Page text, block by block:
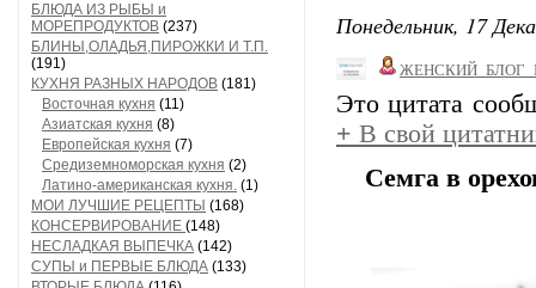
БЛЮДА ИЗ РЫБЫ и
МОРЕПРОДУКТОВ (237)
БЛИНЫ,ОЛАДЬЯ,ПИРОЖКИ И Т.П.
(191)
КУХНЯ РАЗНЫХ НАРОДОВ (181)
Восточная кухня (11)
Азиатская кухня (8)
Европейская кухня (7)
Средиземноморская кухня (2)
Латино-американская кухня. (1)
МОИ ЛУЧШИЕ РЕЦЕПТЫ (168)
КОНСЕРВИРОВАНИЕ (148)
НЕСЛАДКАЯ ВЫПЕЧКА (142)
СУПЫ и ПЕРВЫЕ БЛЮДА (133)
Понедельник, 17
Это цитата
+ В свой
Семга в